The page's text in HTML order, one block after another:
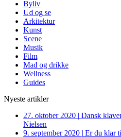
Byliv
Ud og se
Arkitektur
Kunst
Scene
Musik
Film
Mad og drikke
Wellness
Guides
Nyeste artikler
27. oktober 2020 | Dansk
Nielsen
9. september 2020 | Er du klar